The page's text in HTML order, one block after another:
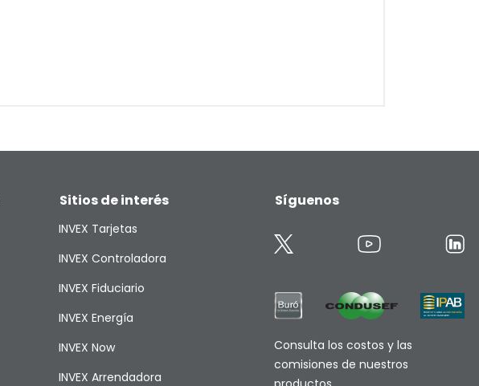
Sitios de interés
INVEX Tarjetas
INVEX Controladora
INVEX Fiduciario
INVEX Energía
INVEX Now
INVEX Arrendadora
Síguenos
Consulta los costos y las
comisiones de nuestros